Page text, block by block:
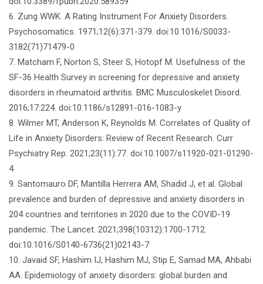
6. Zung WWK. A Rating Instrument For Anxiety Disorders.
Psychosomatics. 1971;12(6):371-379. doi:10.1016/S0033-
3182(71)71479-0
7. Matcham F, Norton S, Steer S, Hotopf M. Usefulness of the
SF-36 Health Survey in screening for depressive and anxiety
disorders in rheumatoid arthritis. BMC Musculoskelet Disord.
2016;17:224. doi:10.1186/s12891-016-1083-y
8. Wilmer MT, Anderson K, Reynolds M. Correlates of Quality of
Life in Anxiety Disorders: Review of Recent Research. Curr
Psychiatry Rep. 2021;23(11):77. doi:10.1007/s11920-021-01290-
4
9. Santomauro DF, Mantilla Herrera AM, Shadid J, et al. Global
prevalence and burden of depressive and anxiety disorders in
204 countries and territories in 2020 due to the COVID-19
pandemic. The Lancet. 2021;398(10312):1700-1712.
doi:10.1016/S0140-6736(21)02143-7
10. Javaid SF, Hashim IJ, Hashim MJ, Stip E, Samad MA, Ahbabi
AA. Epidemiology of anxiety disorders: global burden and